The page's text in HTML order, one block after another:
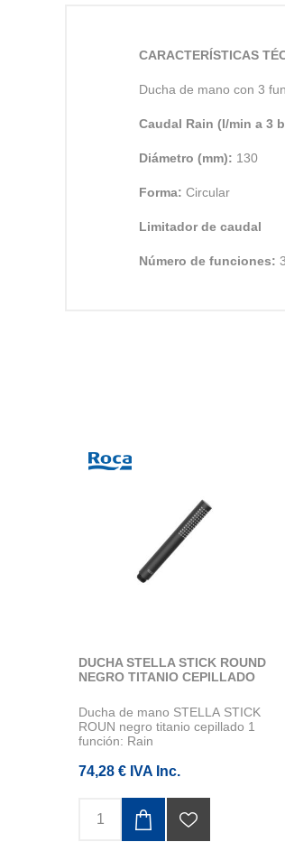
CARACTERÍSTICAS
Ducha de mano con 3
Caudal Rain (l/min a 3
Diámetro (mm): 130
Forma: Circular
Limitador de caudal
Número de funciones: 3
DUCHA STELLA STICK ROUND
NEGRO TITANIO CEPILLADO
Ducha de mano STELLA STICK
ROUN negro titanio cepillado 1
función: Rain
74,28 € IVA Inc.